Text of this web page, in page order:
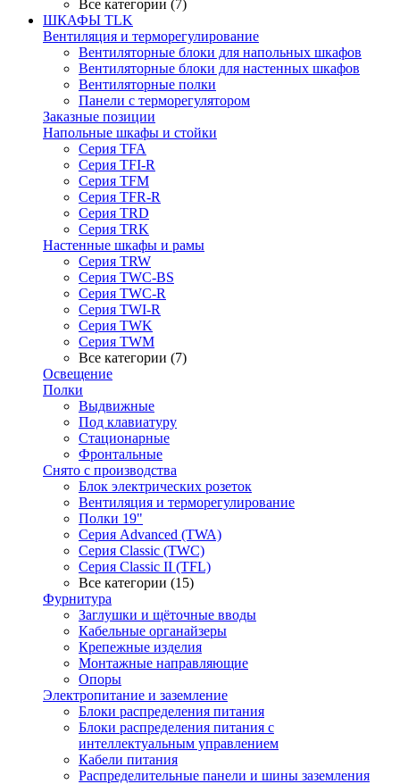
Все категории (7)
ШКАФЫ TLK
Вентиляция и терморегулирование
Вентиляторные блоки для напольных шкафов
Вентиляторные блоки для настенных шкафов
Вентиляторные полки
Панели с терморегулятором
Заказные позиции
Напольные шкафы и стойки
Серия TFA
Серия TFI-R
Серия TFM
Серия TFR-R
Серия TRD
Серия TRK
Настенные шкафы и рамы
Серия TRW
Серия TWC-BS
Серия TWC-R
Серия TWI-R
Серия TWK
Серия TWM
Все категории (7)
Освещение
Полки
Выдвижные
Под клавиатуру
Стационарные
Фронтальные
Снято с производства
Блок электрических розеток
Вентиляция и терморегулирование
Полки 19"
Серия Advanced (TWA)
Серия Classic (TWC)
Серия Classic II (TFL)
Все категории (15)
Фурнитура
Заглушки и щёточные вводы
Кабельные органайзеры
Крепежные изделия
Монтажные направляющие
Опоры
Электропитание и заземление
Блоки распределения питания
Блоки распределения питания с
интеллектуальным управлением
Кабели питания
Распределительные панели и шины заземления